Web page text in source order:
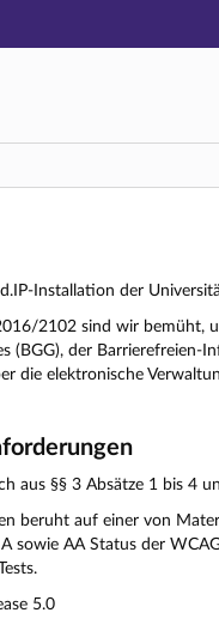
Installation der
2102 sind wir
(BGG), der
die elektronische
aus §§ 3 Absätze 1 bis 4
beruht auf einer von
sowie AA Status der
5.0